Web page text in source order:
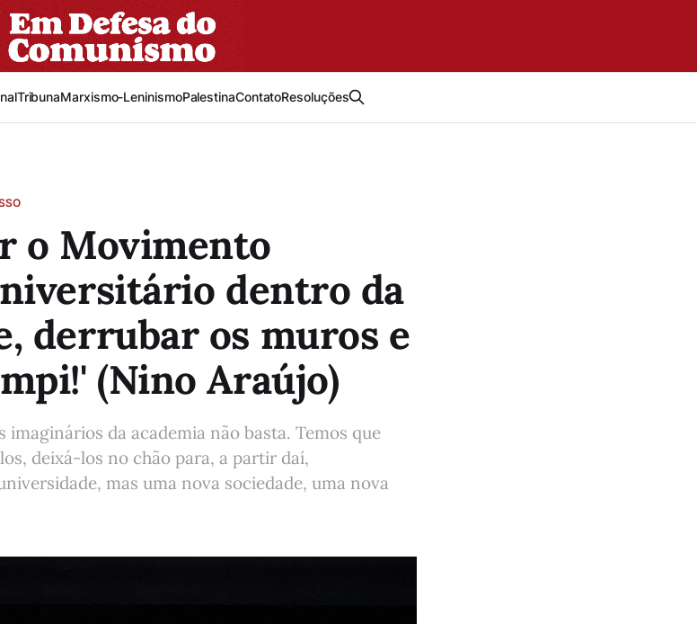
TribunaMarxismo-LeninismoPalestinaContatoResoluções
o Movimento
dentro da
derrubar os muros e
(Nino Araújo)
imaginários da academia não basta. Temos que
deixá-los no chão para, a partir daí,
mas uma nova sociedade, uma nova